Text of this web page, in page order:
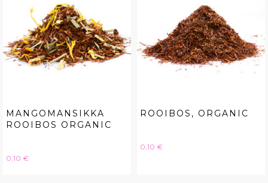
MANGOMANSIKKA
ROOIBOS ORGANIC
Hinta
0,10 €
ROOIBOS, ORGANIC
Hinta
0,10 €